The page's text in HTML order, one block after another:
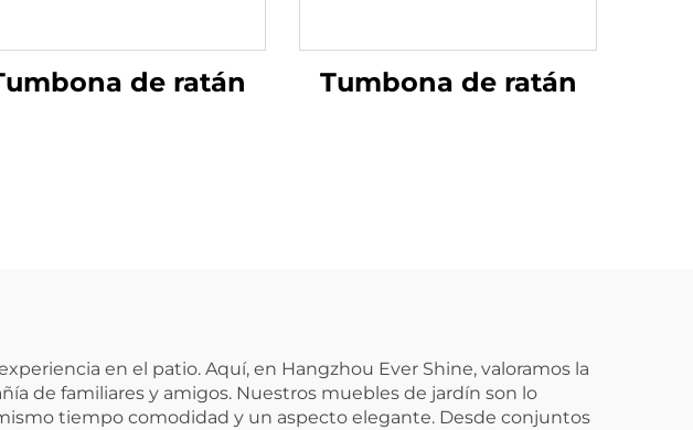
de ratán Tumbona de ratán
en el patio. Aquí, en Hangzhou Ever Shine, valoramos la
de familiares y amigos. Nuestros muebles de jardín son lo
tiempo comodidad y un aspecto elegante. Desde conjuntos